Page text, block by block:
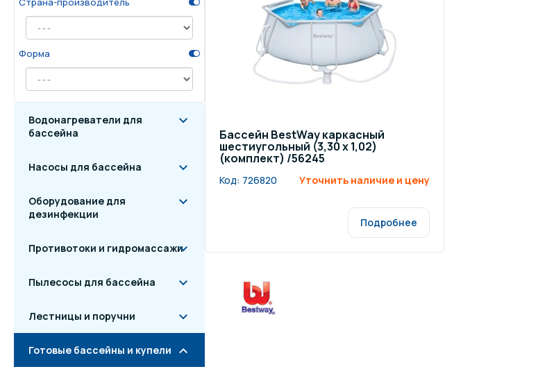
Освещение и подсветка для
бассейна
Отделочные материалы
Форма
Водонагреватели для
бассейна
Насосы для бассейна
Оборудование для
дезинфекции
Противотоки и гидромассажи
Пылесосы для бассейна
Лестницы и поручни
Готовые бассейны и купели
Бассейн BestWay каркасный
шестиугольный (3,30 x 1,02)
(комплект) /56245
Код: 726820 Уточнить наличие и цену
Подробнее